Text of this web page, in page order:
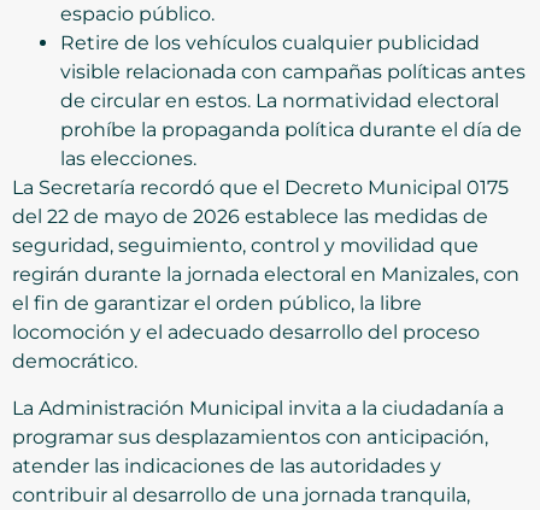
espacio público.
Retire de los vehículos cualquier publicidad
visible relacionada con campañas políticas antes
de circular en estos. La normatividad electoral
prohíbe la propaganda política durante el día de
las elecciones.
La Secretaría recordó que el Decreto Municipal 0175
del 22 de mayo de 2026 establece las medidas de
seguridad, seguimiento, control y movilidad que
regirán durante la jornada electoral en Manizales, con
el fin de garantizar el orden público, la libre
locomoción y el adecuado desarrollo del proceso
democrático.
La Administración Municipal invita a la ciudadanía a
programar sus desplazamientos con anticipación,
atender las indicaciones de las autoridades y
contribuir al desarrollo de una jornada tranquila,